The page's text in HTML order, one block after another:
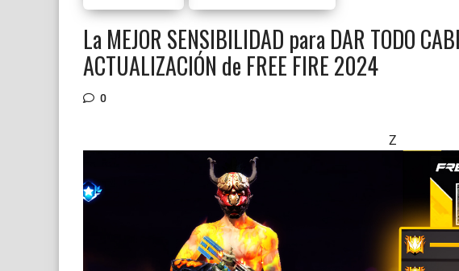
La MEJOR SENSIBILIDAD para DAR TODO
ACTUALIZACIÓN de FREE FIRE 2024
0
Z